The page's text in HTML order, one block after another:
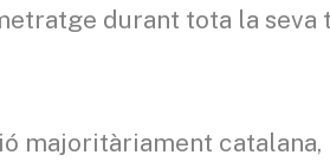
durant tota la seva
majoritàriament catalana,